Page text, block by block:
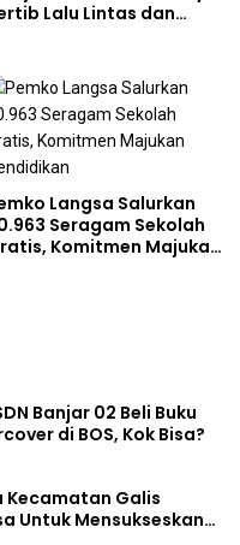
Lalu Lintas dan
Langsa Salurkan
Seragam Sekolah
Komitmen Majukan
Banjar 02 Beli Buku
di BOS, Kok Bisa?
Kecamatan Galis
Untuk Mensukseskan